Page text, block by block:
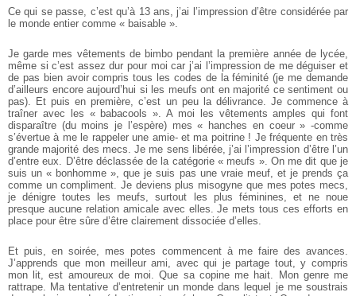
Ce qui se passe, c’est qu’à 13 ans, j’ai l’impression d’être considérée par
le monde entier comme « baisable ».
Je garde mes vêtements de bimbo pendant la première année de lycée,
même si c’est assez dur pour moi car j’ai l’impression de me déguiser et
de pas bien avoir compris tous les codes de la féminité (je me demande
d’ailleurs encore aujourd’hui si les meufs ont en majorité ce sentiment ou
pas). Et puis en première, c’est un peu la délivrance. Je commence à
traîner avec les « babacools ». A moi les vêtements amples qui font
disparaître (du moins je l’espère) mes « hanches en coeur » -comme
s’évertue à me le rappeler une amie- et ma poitrine ! Je fréquente en très
grande majorité des mecs. Je me sens libérée, j’ai l’impression d’être l’un
d’entre eux. D’être déclassée de la catégorie « meufs ». On me dit que je
suis un « bonhomme », que je suis pas une vraie meuf, et je prends ça
comme un compliment. Je deviens plus misogyne que mespotes mecs,
je dénigre toutes les meufs, surtout les plus féminines, et ne noue
presque aucune relation amicale avec elles. Je mets tous ces efforts en
place pour être sûre d’être clairement dissociée d’elles.
Et puis, en soirée, mes potes commencent à me faire des avances.
J’apprends que mon meilleur ami, avec qui je partage tout, y compris
mon lit, est amoureux de moi. Que sa copine me hait. Mon genre me
rattrape. Ma tentative d’entretenir un monde dans lequel je me soustrais